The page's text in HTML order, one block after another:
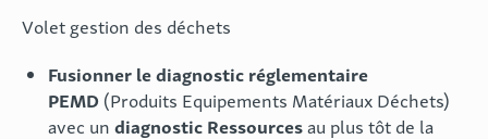
Volet gestion des déchets
Fusionner lediagnostic réglementaire
PEMD (Produits Equipements Matériaux Déchets)
avec un diagnostic Ressourcesau plus tôt de la